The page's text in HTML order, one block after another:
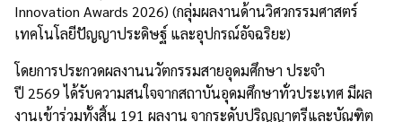
Innovation Awards 2026) (กลุ่มผลงานด้านวิศวกรรมศาสตร์
เทคโนโลยีปัญญาประดิษฐ์ และอุปกรณ์อัจฉริยะ)
โดยการประกวดผลงานนวัตกรรมสายอุดมศึกษา ประจำ
ปี 2569ได้รับความสนใจจากสถาบันอุดมศึกษาทั่วประเทศ มีผล
งานเข้าร่วมทั้งสิ้น 191 ผลงาน จากระดับปริญญาตรีและบัณฑิต